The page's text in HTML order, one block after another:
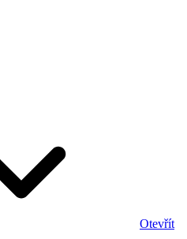
Otevřít